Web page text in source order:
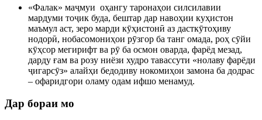
«Фалак» маҷмуи оҳангу таронаҳои силсилавии
мардуми тоҷик буда, бештар дар навоҳии куҳистон
маъмул аст, зеро марди кӯҳистонӣ аз дасткӯтоҳиву
нодорӣ, нобасомониҳои рӯзгор ба танг омада, роҳ сӯйи
кӯҳсор мегирифт ва рӯ ба осмон оварда, фарёд мезад,
дарду ғам ва розу ниёзи худро тавассути «нолаву фарёди
ҷигарсӯз» алайҳи бедодиву нокомиҳои замона ба додрас
– офаридгори оламу одам ифшо менамуд.
Дар бораи мо